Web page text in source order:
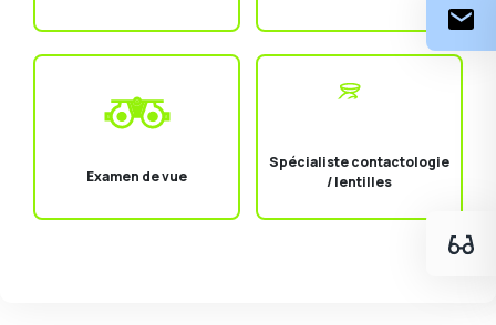
Examen de vue
Spécialiste contactologie
/ lentilles